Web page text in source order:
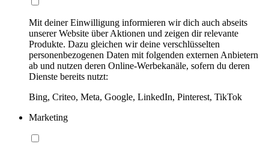
Mit deiner Einwilligung informieren wir dich auch abseits
unserer Website über Aktionen und zeigen dir relevante
Produkte. Dazu gleichen wir deine verschlüsselten
personenbezogenen Daten mit folgenden externen Anbietern
ab und nutzen deren Online-Werbekanäle, sofern du deren
Dienste bereits nutzt:
Bing, Criteo, Meta, Google, LinkedIn, Pinterest, TikTok
Marketing